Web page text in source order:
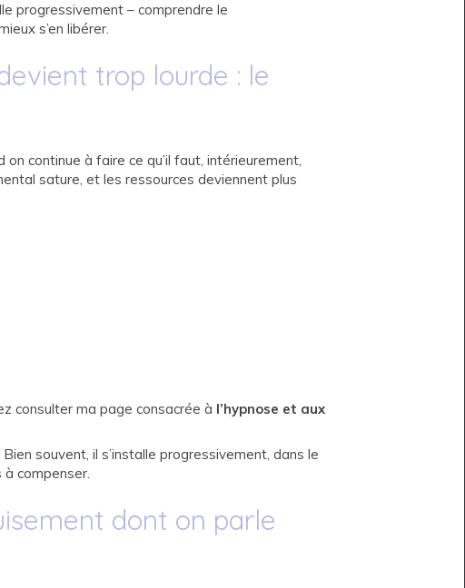
progressivement – comprendre le
s’en libérer.
trop lourde : le
continue à faire ce qu’il faut, intérieurement,
sature, et les ressources deviennent plus
consulter ma page consacrée à l’hypnose et aux
souvent, il s’installe progressivement, dans le
à compenser.
dont on parle